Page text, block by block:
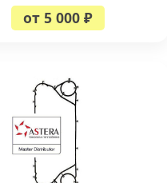
от 5 000 ₽